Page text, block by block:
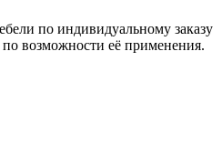
по индивидуальному заказу
возможности её применения.